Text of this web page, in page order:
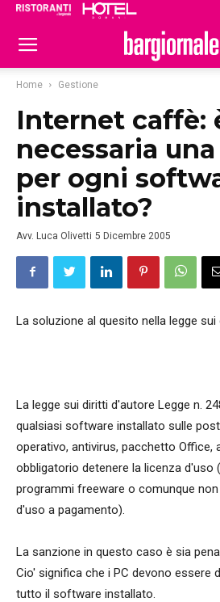
Home Gestione
Internet caffè:
necessaria
per ogni
installato?
Avv. Luca Olivetti 5 Dicembre 2005
La soluzione al quesito nella legge sui
La legge sui diritti d'autore Legge n.
qualsiasi software installato sulle
operativo, antivirus, pacchetto Office,
obbligatorio detenere la licenza d'uso
programmi freeware o comunque
d'uso a pagamento).
La sanzione in questo caso è sia
Cio' significa che i PC devono essere
tutto il software installato.